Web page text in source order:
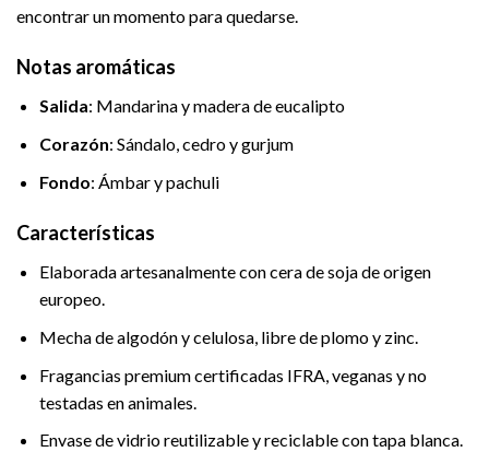
encontrar un momento para quedarse.
Notas aromáticas
Salida: Mandarina y madera de eucalipto
Corazón: Sándalo, cedro y gurjum
Fondo: Ámbar y pachuli
Características
Elaborada artesanalmente con cera de soja de origen
europeo.
Mecha de algodón y celulosa, libre de plomo y zinc.
Fragancias premium certificadas IFRA, veganas y no
testadas en animales.
Envase de vidrio reutilizable y reciclable con tapa blanca.